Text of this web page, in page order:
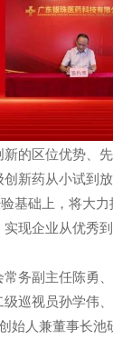
的区位优势、
新药从小试到
基础上，将大
现企业从优秀到
务副主任陈勇
巡视员孙学伟
始人兼董事长